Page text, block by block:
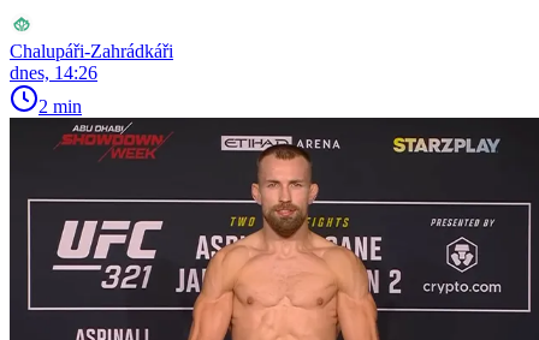
Chalupáři-Zahrádkáři
dnes, 14:26
2 min